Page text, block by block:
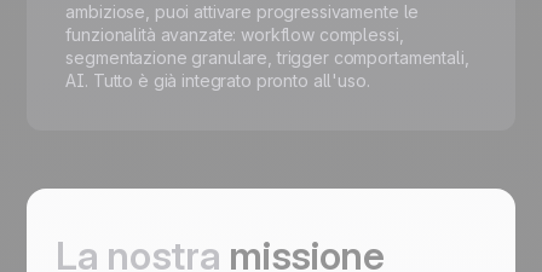
ambiziose, puoi attivare progressivamente le
funzionalità avanzate: workflow complessi,
segmentazione granulare, trigger comportamentali,
AI. Tutto è già integrato pronto all'uso.
La nostra missione